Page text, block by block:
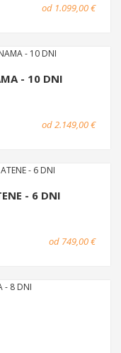
od 1.099,00 €
- 10 DNI
od 2.149,00 €
- 6 DNI
od 749,00 €